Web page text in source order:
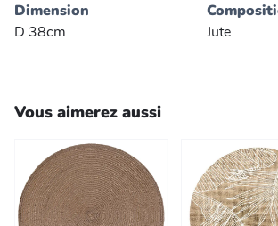
Dimension
D 38cm
Jute
Vous aimerez aussi